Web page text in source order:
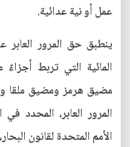
عمل أو نية عدائية.
ينطبق حق المرور
المائية التي تربط
مضيق هرمز ومضيق
الأمم المتحدة لقانون